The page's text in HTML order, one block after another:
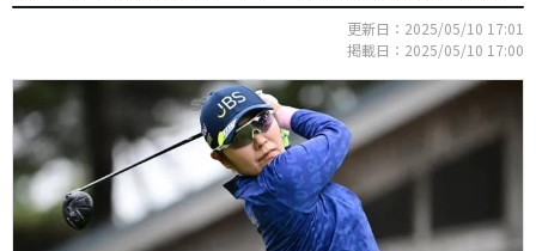
更新日：2025/05/10 17:01
掲載日：2025/05/10 17:00